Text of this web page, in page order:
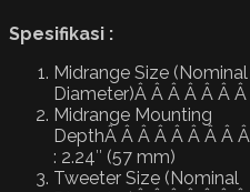
Spesifikasi :
Midrange Size (Nominal
Diameter)Â Â Â Â Â Â
Midrange Mounting
DepthÂ Â Â Â Â Â Â Â
: 2.24″ (57 mm)
Tweeter Size (Nominal